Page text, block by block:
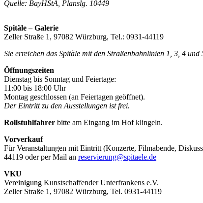
Quelle: BayHStA, Planslg. 10449
Spitäle – Galerie
Zeller Straße 1, 97082 Würzburg, Tel.: 0931-44119
Sie erreichen das Spitäle mit den Straßenbahnlinien 1, 3, 4
Öffnungszeiten
Dienstag bis Sonntag und Feiertage:
11:00 bis 18:00 Uhr
Montag geschlossen (an Feiertagen geöffnet).
Der Eintritt zu den Ausstellungen ist frei.
Rollstuhlfahrer bitte am Eingang im Hof klingeln.
Vorverkauf
Für Veranstaltungen mit Eintritt (Konzerte, Filmabende,
44119 oder per Mail an reservierung@spitaele.de
VKU
Vereinigung Kunstschaffender Unterfrankens e.V.
Zeller Straße 1, 97082 Würzburg, Tel. 0931-44119